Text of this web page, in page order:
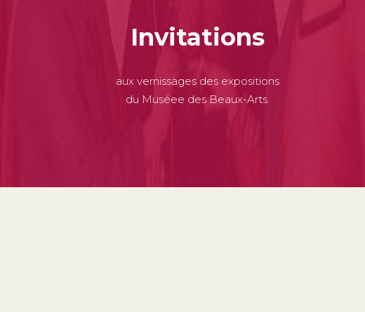
Invitations
aux vernissages des expositions
du Muséee des Beaux-Arts.